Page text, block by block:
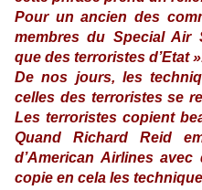
Pour un ancien des
membres du Special Air
que des terroristes d’Etat
De nos jours, les
celles des terroristes se
Les terroristes copient
Quand Richard Reid
d’American Airlines
copie en cela les